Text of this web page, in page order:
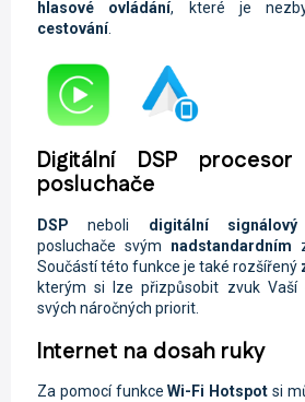
hlasové ovládání, které je
cestování.
Digitální DSP
posluchače
DSP neboli digitální
posluchače svým
nadstandardním
Součástí této funkce je také rozšířený
kterým si lze přizpůsobit zvuk Vaší
svých náročných priorit.
Internet na dosah ruky
Za pomocí funkceWi-Fi Hotspot si